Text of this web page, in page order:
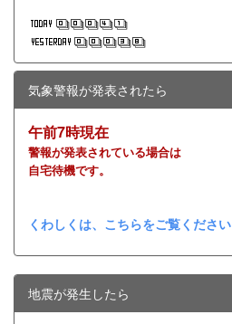
気象警報が発表されたら
午前7時現在
警報が発表されている場合は
自宅待機です。
くわしくは、こちらをご覧ください
地震が発生したら